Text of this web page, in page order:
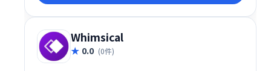
Whimsical
0.0 (0件)